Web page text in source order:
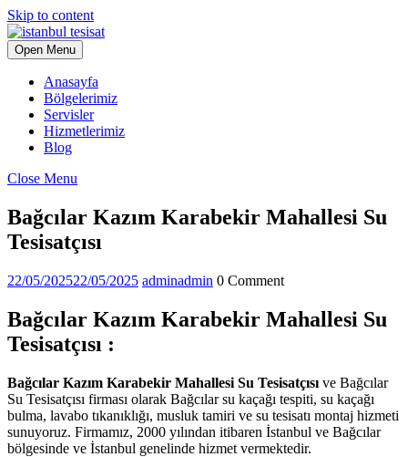
Skip to content
Open Menu
Anasayfa
Bölgelerimiz
Servisler
Hizmetlerimiz
Blog
Close Menu
Bağcılar Kazım Karabekir Mahallesi Su
Tesisatçısı
22/05/202522/05/2025 adminadmin 0 Comment
Bağcılar Kazım Karabekir Mahallesi Su
Tesisatçısı :
Bağcılar Kazım Karabekir Mahallesi Su Tesisatçısı ve Bağcılar
Su Tesisatçısı firması olarak Bağcılar su kaçağı tespiti, su kaçağı
bulma, lavabo tıkanıklığı, musluk tamiri ve su tesisatı montaj hizmeti
sunuyoruz. Firmamız, 2000 yılından itibaren İstanbul ve Bağcılar
bölgesinde ve İstanbul genelinde hizmet vermektedir.